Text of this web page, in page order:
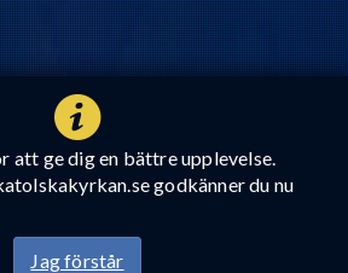
att ge dig en bättre upplevelse.
godkänner du nu
Jag förstår